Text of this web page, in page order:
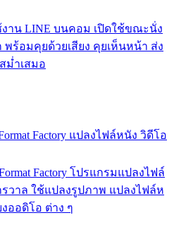
งาน LINE บนคอม เปิดใช้ขณะนั่ง
ร้อมคุยด้วยเสียง คุยเห็นหน้า ส่ง
ม่ำเสมอ
Factory แปลงไฟล์หนัง วิดีโอ
Factory โปรแกรมแปลงไฟล์
วาล ใช้แปลงรูปภาพ แปลงไฟล์ห
ออดิโอ ต่าง ๆ